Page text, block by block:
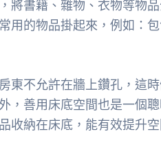
將書籍、雜物、衣物等物
用的物品掛起來，例如：
東不允許在牆上鑽孔，這
，善用床底空間也是一個
收納在床底，能有效提升空